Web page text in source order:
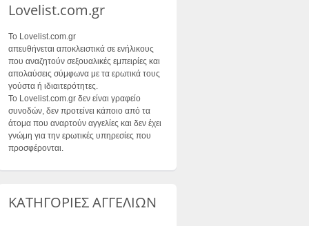
Lovelist.com.gr
Το Lovelist.com.gr
απευθήνεται αποκλειστικά σε ενήλικους
που αναζητούν σεξουαλικές εμπειρίες και
απολαύσεις σύμφωνα με τα ερωτικά τους
γούστα ή ιδιαιτερότητες.
Το Lovelist.com.gr δεν είναι γραφείο
συνοδών, δεν προτείνει κάποιο από τα
άτομα που αναρτούν αγγελίες και δεν έχει
γνώμη για την ερωτικές υπηρεσίες που
προσφέρονται.
ΚΑΤΗΓΟΡΙΕΣ ΑΓΓΕΛΙΩΝ